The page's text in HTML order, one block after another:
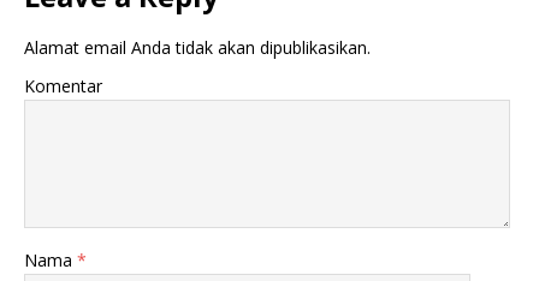
Alamat email Anda tidak akan dipublikasikan.
Komentar
Nama *